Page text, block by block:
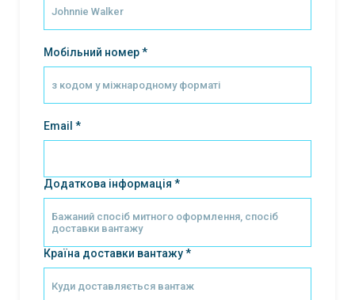
Мобільний номер *
Email *
Додаткова інформація *
Країна доставки вантажу *